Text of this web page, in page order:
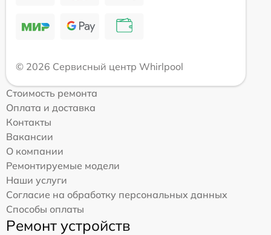
© 2026 Сервисный центр Whirlpool
Стоимость ремонта
Оплата и доставка
Контакты
Вакансии
О компании
Ремонтируемые модели
Наши услуги
Согласие на обработку персональных данных
Способы оплаты
Ремонт устройств